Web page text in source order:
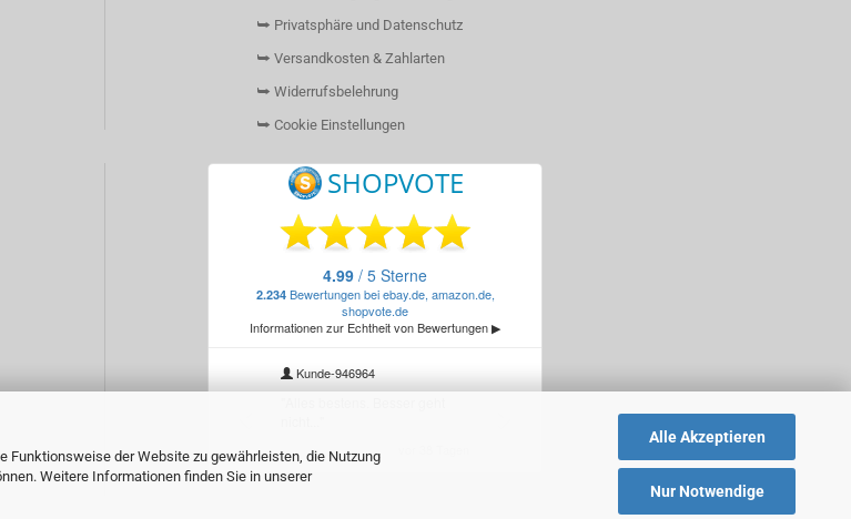
Funktionsweise der Website zu gewährleisten, die Nutzung
Weitere Informationen finden Sie in unserer
Alle Akzeptieren
Nur Notwendige
⮩ Privatsphäre und Datenschutz
⮩ Versandkosten & Zahlarten
⮩ Widerrufsbelehrung
⮩ Cookie Einstellungen